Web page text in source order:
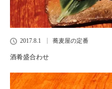
2017.8.1 蕎麦屋の定番
酒肴盛合わせ